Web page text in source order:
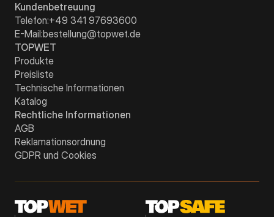
Kundenbetreuung
Telefon:+49 341 97693600
E-Mail:bestellung@topwet.de
TOPWET
Produkte
Preisliste
Technische Informationen
Katalog
Rechtliche Informationen
AGB
Reklamationsordnung
GDPR und Cookies